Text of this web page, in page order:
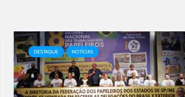
DESTAQUE NOTÍCIAS